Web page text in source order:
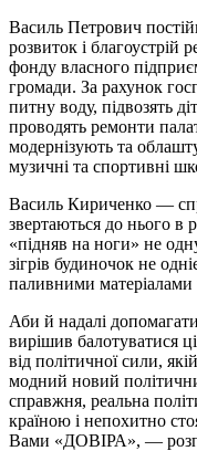
Василь Петрович
розвиток і благоустрій
фонду власного
громади. За рахунок
питну воду, підвозять
проводять ремонти
модернізують та
музичні та спортивні
Василь Кириченко —
звертаються до нього в
«підняв на ноги» не
зігрів будиночок не
паливними
Аби й надалі
вирішив балотуватися
від політичної сили,
модний новий
справжня, реальна
країною і непохитно
Вами «ДОВІРА», —